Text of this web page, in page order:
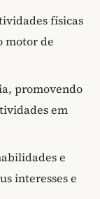
físicas
motor de
promovendo
em
e
interesses e